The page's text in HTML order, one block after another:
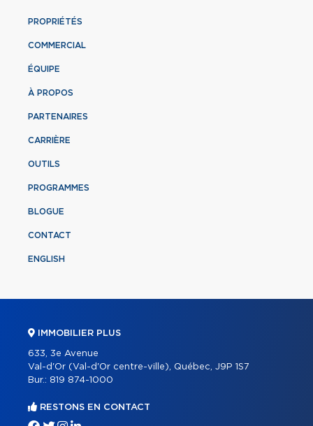
PROPRIÉTÉS
COMMERCIAL
ÉQUIPE
À PROPOS
PARTENAIRES
CARRIÈRE
OUTILS
PROGRAMMES
BLOGUE
CONTACT
ENGLISH
IMMOBILIER PLUS
633, 3e Avenue
Val-d'Or (Val-d'Or centre-ville), Québec, J9P 1S7
Bur.: 819 874-1000
RESTONS EN CONTACT